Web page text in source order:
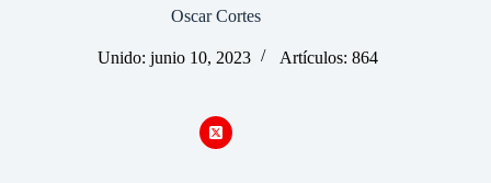
Oscar Cortes
Unido: junio 10, 2023 Artículos: 864